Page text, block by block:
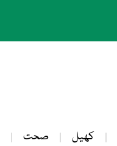
کھیل صحت